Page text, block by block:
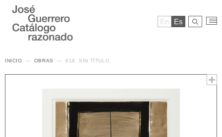
En Es
INICIO OBRAS 619. SIN TÍTULO